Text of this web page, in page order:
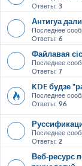
Ответы: 3
Антигуа
Последнее
Ответы: 6
Файлавая
Последнее
Ответы: 7
KDE будзе
Последнее
Ответы: 96
Последнее
Ответы: 2
Веб-ресурс